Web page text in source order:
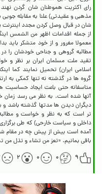
رای اکثریت هموطنان شان گردن
مذهبی و عقیدتی) علنا به مقابله
شان در قبال وصل کردن مجدد اینترنت
از جمله اقدامات اظهر من الشمس
معمولا مغرور و از خود متشکر باید
مطالبه گروهی و جناحی خودشان را در
تقید ملت مسلمان ایران بر نظر و
اسلامی ایران) تحمیل نمایند کما
گروه ها در گذشته نه تنها کمکی به
متاسفانه حتی باعث ایجاد حساسیت
آنها شده است. به نظر می رسد زمان
دیگران دیدن ها مدتها گذشته باشد و
تر است که به نظر و خواست و
آمده است بیش از پیش چه در مقام
باقی بمانیم. «تعز من تشاء و تذل من
۹
۰ ۰ ۲